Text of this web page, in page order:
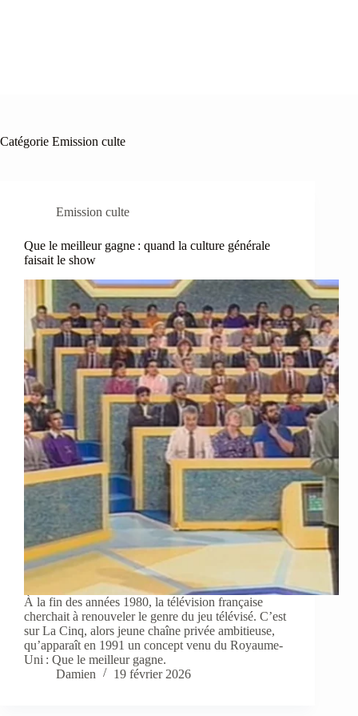
Catégorie Emission culte
Emission culte
Que le meilleur gagne : quand la culture générale
faisait le show
À la fin des années 1980, la télévision française
cherchait à renouveler le genre du jeu télévisé. C’est
sur La Cinq, alors jeune chaîne privée ambitieuse,
qu’apparaît en 1991 un concept venu du Royaume-
Uni : Que le meilleur gagne.
Damien
19 février 2026